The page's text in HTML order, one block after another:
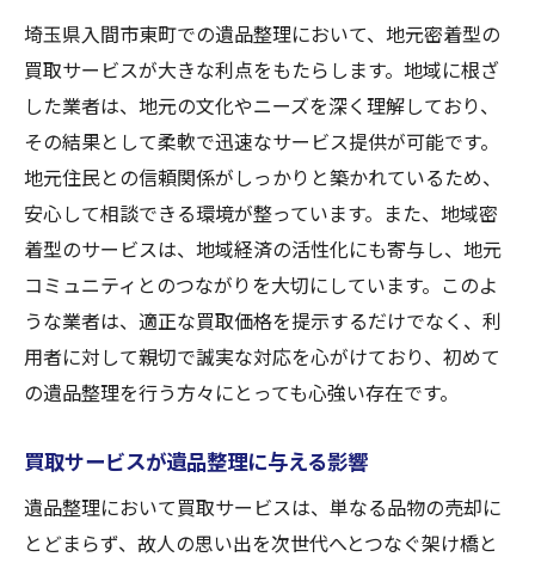
埼玉県入間市東町での遺品整理において、地元密着型の
買取サービスが大きな利点をもたらします。地域に根ざ
した業者は、地元の文化やニーズを深く理解しており、
その結果として柔軟で迅速なサービス提供が可能です。
地元住民との信頼関係がしっかりと築かれているため、
安心して相談できる環境が整っています。また、地域密
着型のサービスは、地域経済の活性化にも寄与し、地元
コミュニティとのつながりを大切にしています。このよ
うな業者は、適正な買取価格を提示するだけでなく、利
用者に対して親切で誠実な対応を心がけており、初めて
の遺品整理を行う方々にとっても心強い存在です。
買取サービスが遺品整理に与える影響
遺品整理において買取サービスは、単なる品物の売却に
とどまらず、故人の思い出を次世代へとつなぐ架け橋と